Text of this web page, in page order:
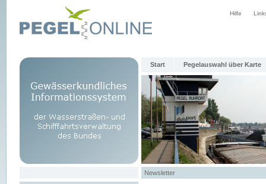
Hilfe
Start Pegelauswahl über Karte
Newsletter